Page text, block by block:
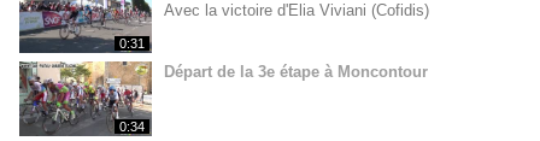
0:31
Avec la victoire d'Elia Viviani (Cofidis)
0:34
Départ de la 3e étape à Moncontour